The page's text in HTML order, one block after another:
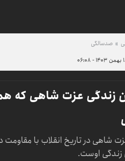
صدسالگی
زندگی عزت شاهی که
شاهی در تاریخ انقلاب با
زندگی اوست.